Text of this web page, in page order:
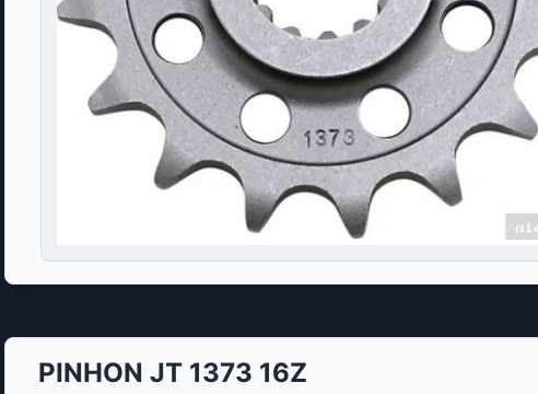
PINHON JT 1373 16Z